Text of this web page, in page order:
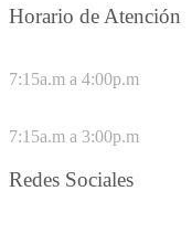
Horario de Atención
7:15a.m a 4:00p.m
7:15a.m a 3:00p.m
Redes Sociales